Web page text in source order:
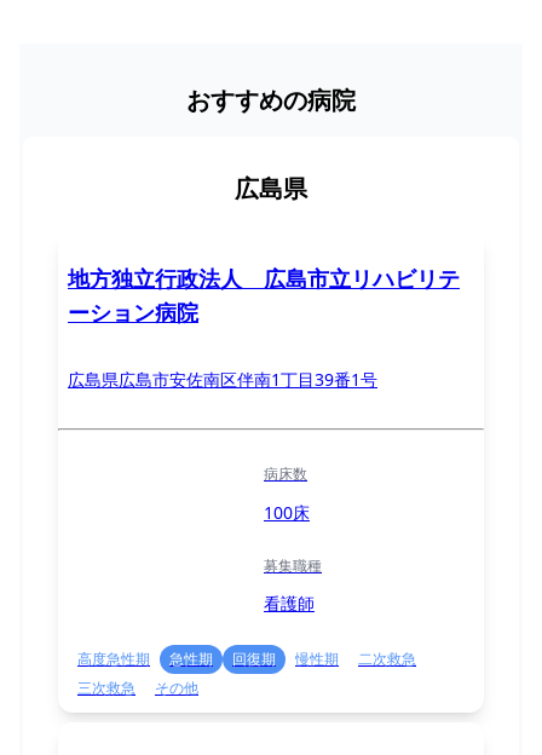
おすすめの病院
広島県
地方独立行政法人 広島市立リハビリテ
ーション病院
広島県広島市安佐南区伴南1丁目39番1号
病床数
100床
募集職種
看護師
高度急性期 急性期 回復期 慢性期
二次救急
三次救急
その他